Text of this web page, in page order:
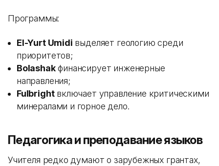
Программы:
El-Yurt Umidi выделяет геологию среди
приоритетов;
Bolashakфинансирует инженерные
направления;
Fulbrightвключает управление критическими
минералами и горное дело.
Педагогика и преподавание языков
Учителя редко думают о зарубежных грантах,